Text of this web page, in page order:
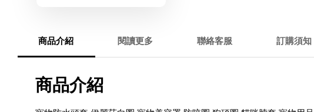
商品介紹 閱讀更多 聯絡客服 訂購須知
商品介紹